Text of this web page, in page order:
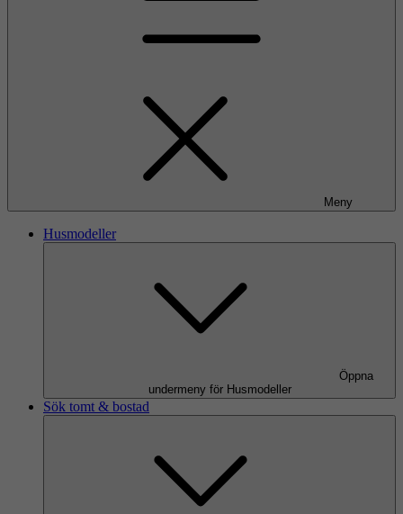
Meny
Husmodeller
Öppna
undermeny för Husmodeller
Sök tomt & bostad